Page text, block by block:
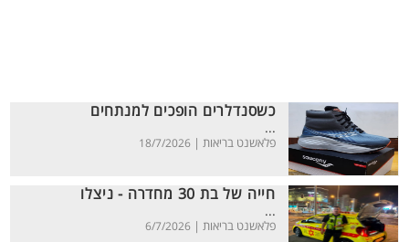
כשסנדלרים הופכים למנתחים
...
פלאשנט בריאות | 18/7/2026
חייה של בת 30 מחדרה - ניצלו
...
פלאשנט בריאות | 6/7/2026